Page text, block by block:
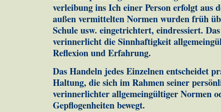
verleibung ins Ich einer Person er­folgt aus
außen ver­mittelten Nor­men wurden früh
Schule usw. eingetrichtert, ein­dres­siert.
verinnerlicht die Sinn­haftigkeit
Reflexion und Er­fah­rung.
Das Handeln jedes Einzelnen entscheidet
Hal­tung, die sich im Rahmen seiner
verinnerlichter allgemeingültiger Nor­men
Gepflogenheiten bewegt.